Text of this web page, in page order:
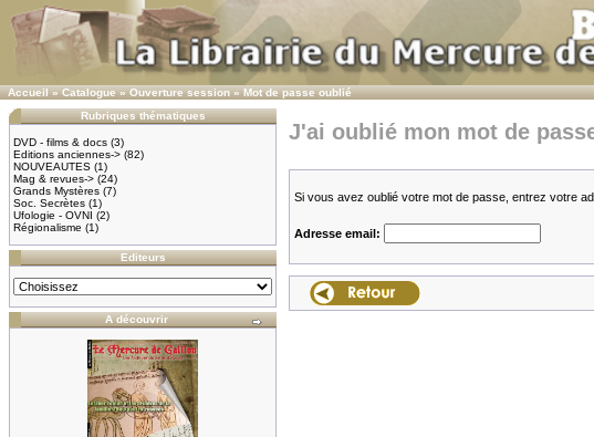
Accueil»Catalogue»Ouverture session»Mot de passe oublié
Rubriques thématiques
DVD - films & docs (3)
Editions anciennes-> (82)
NOUVEAUTES (1)
Mag & revues-> (24)
Grands Mystères (7)
Soc. Secrètes (1)
Ufologie - OVNI (2)
Régionalisme (1)
Editeurs
A découvrir
J'ai oublié mon mot de
Si vous avez oublié votre mot de passe, entrez votre
Adresse email: